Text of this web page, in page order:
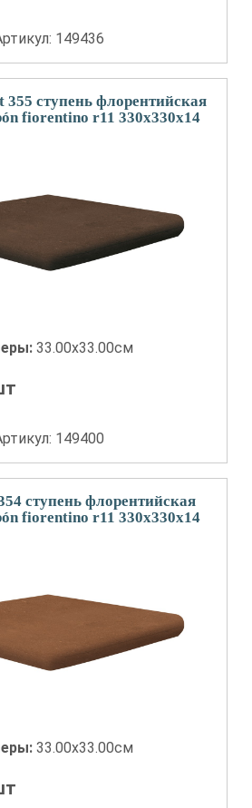
149436
ступень флорентийская
fiorentino r11 330x330x14
33.00x33.00см
149400
ступень флорентийская
fiorentino r11 330x330x14
33.00x33.00см